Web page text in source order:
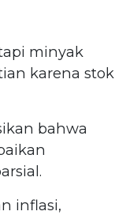
minyak
karena stok
bahwa
inflasi,